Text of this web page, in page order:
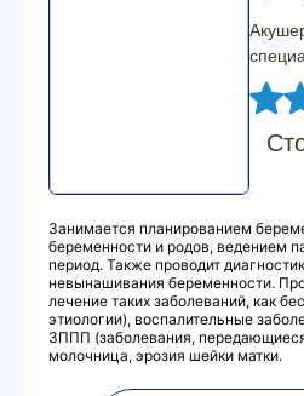
Занимается планированием
беременности и родов, ведением
период. Также проводит
невынашивания беременности.
лечение таких заболеваний, как
этиологии), воспалительные
ЗППП (заболевания,
молочница, эрозия шейки матки.